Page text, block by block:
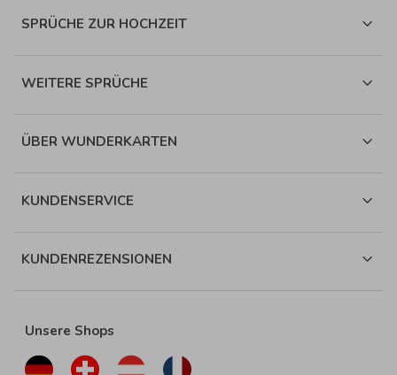
SPRÜCHE ZUR HOCHZEIT
WEITERE SPRÜCHE
ÜBER WUNDERKARTEN
KUNDENSERVICE
KUNDENREZENSIONEN
Unsere Shops